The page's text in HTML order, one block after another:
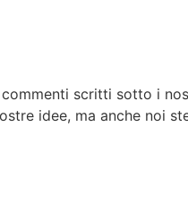
commenti scritti sotto i
idee, ma anche noi